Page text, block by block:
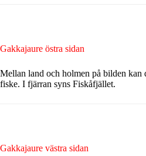
Gakkajaure östra sidan
Mellan land och holmen på bilden kan
fiske. I fjärran syns Fiskåfjället.
Gakkajaure västra sidan